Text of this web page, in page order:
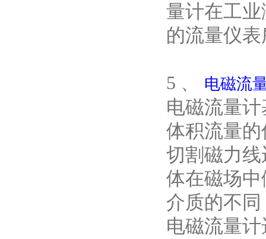
量计在工
的流量仪
5 、 电磁流
电磁流量
体积流量
切割磁力
体在磁场
介质的不
电磁流量